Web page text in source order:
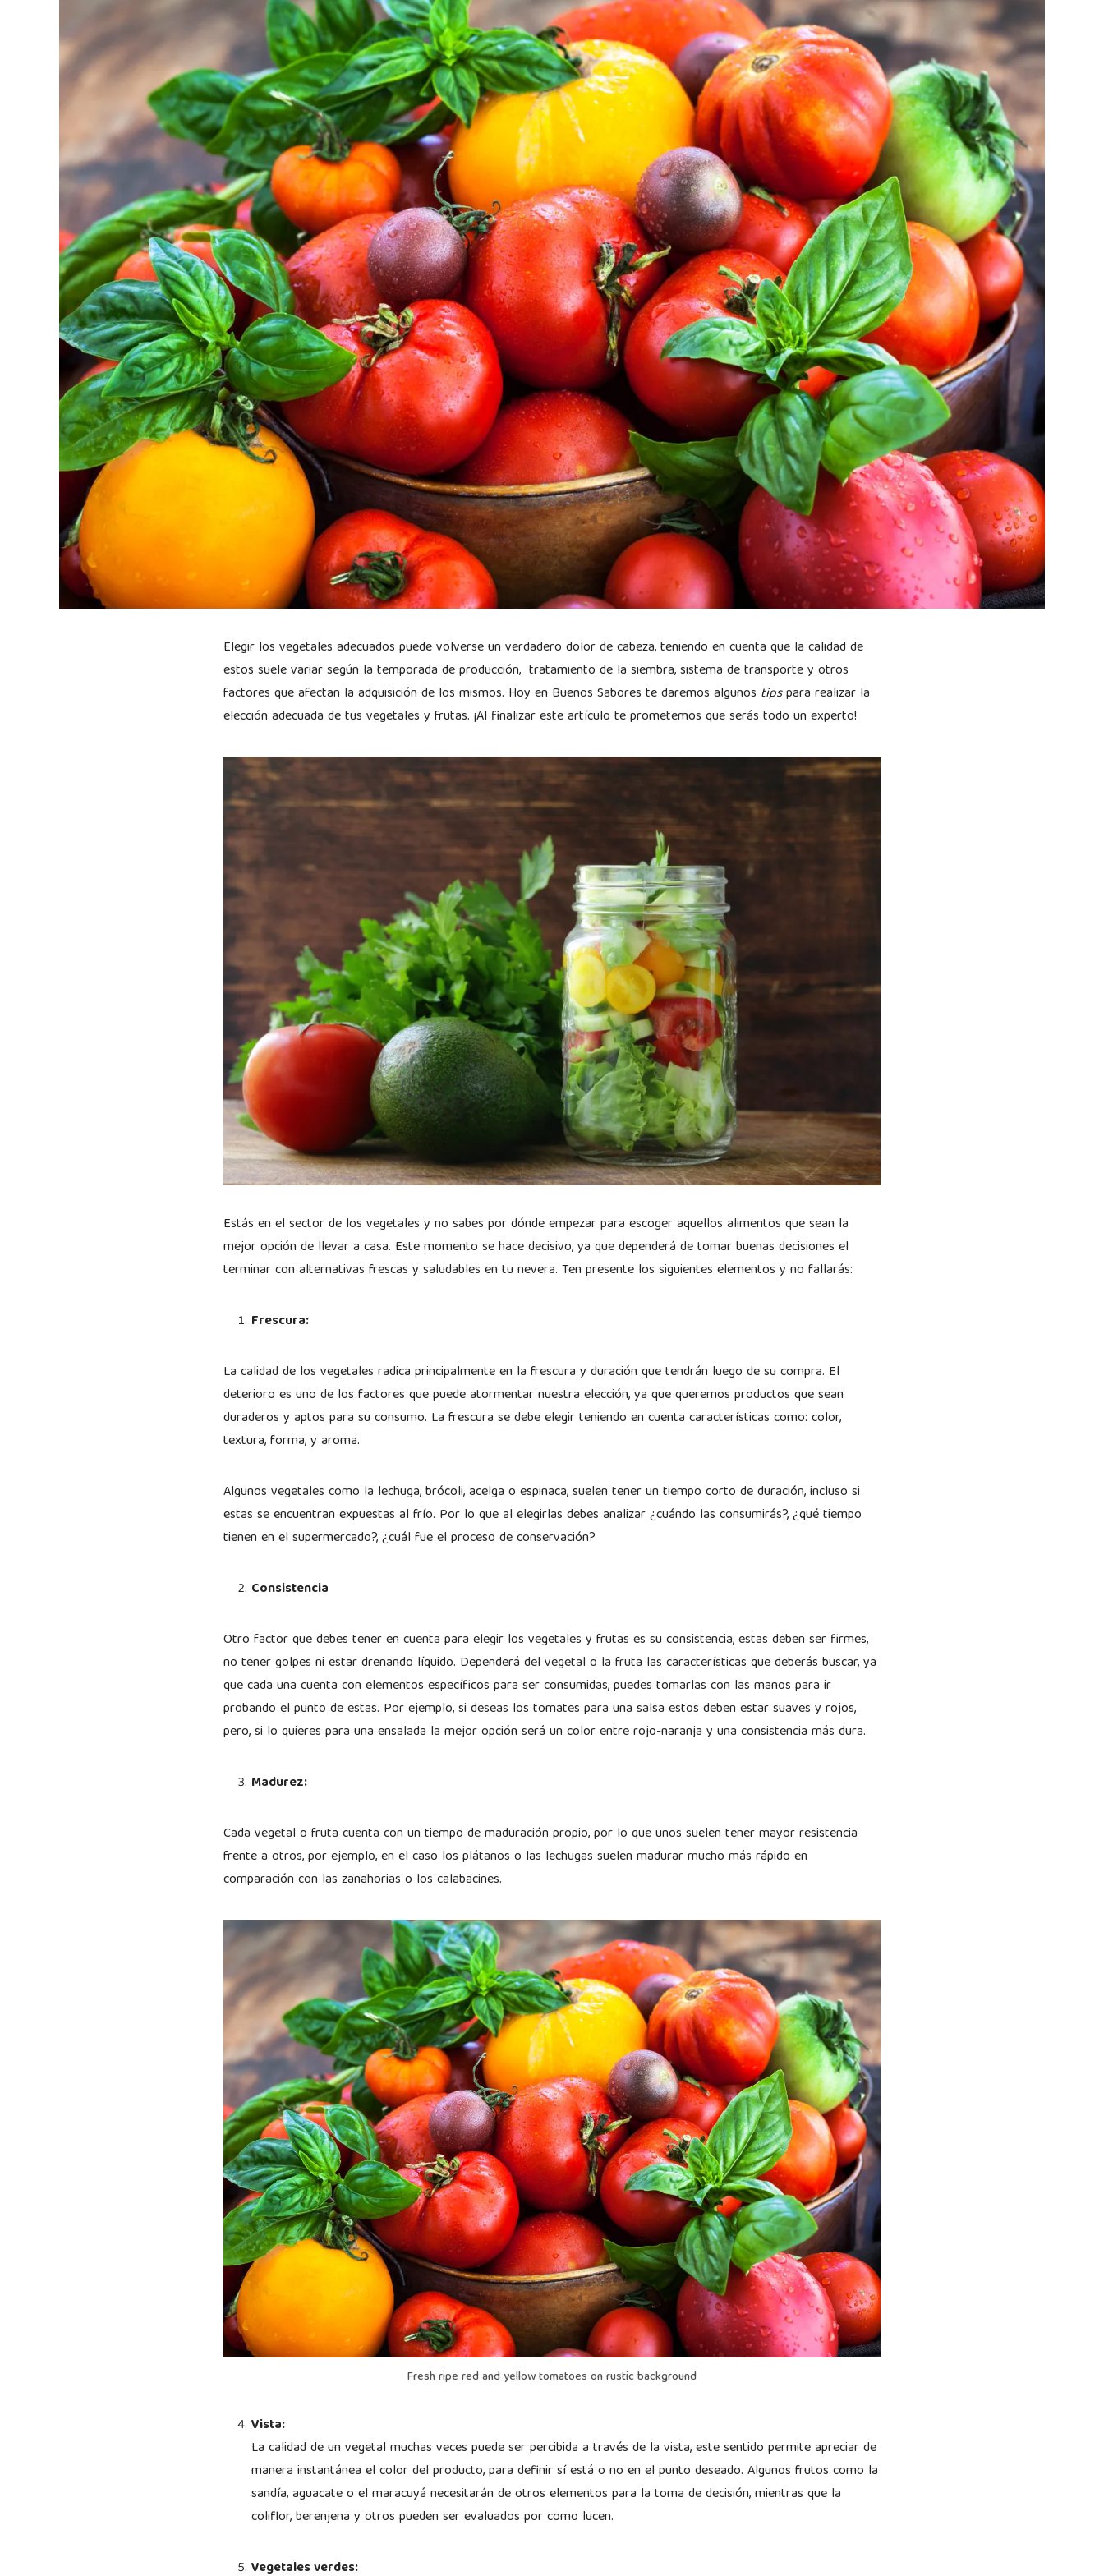
Elegir los vegetales adecuados puede volverse un verdadero dolor de cabeza, teniendo en cuenta que la calidad de
estos suele variar según la temporada de producción, tratamiento de la siembra, sistema de transporte y otros
factores que afectan la adquisición de los mismos. Hoy en Buenos Sabores te daremos algunos tipspara realizar la
elección adecuada de tus vegetales y frutas. ¡Al finalizar este artículo te prometemos que serás todo un experto!
Estás en el sector de los vegetales y no sabes por dónde empezar para escoger aquellos alimentos que sean la
mejor opción de llevar a casa. Este momento se hace decisivo, ya que dependerá de tomar buenas decisiones el
terminar con alternativas frescas y saludables en tu nevera. Ten presente los siguientes elementos y no fallarás:
Frescura:
La calidad de los vegetales radica principalmente en la frescura y duración que tendrán luego de su compra. El
deterioro es uno de los factores que puede atormentar nuestra elección, ya que queremos productos que sean
duraderos y aptos para su consumo. La frescura se debe elegir teniendo en cuenta características como: color,
textura, forma, y aroma.
Algunos vegetales como la lechuga, brócoli, acelga o espinaca, suelen tener un tiempo corto de duración, incluso si
estas se encuentran expuestas al frío. Por lo que al elegirlas debes analizar ¿cuándo las consumirás?, ¿qué tiempo
tienen en el supermercado?, ¿cuál fue el proceso de conservación?
Consistencia
Otro factor que debes tener en cuenta para elegir los vegetales y frutas es su consistencia, estas deben ser firmes,
no tener golpes ni estar drenando líquido. Dependerá del vegetal o la fruta las características que deberás buscar, ya
que cada una cuenta con elementos específicos para ser consumidas, puedes tomarlas con las manos para ir
probando el punto de estas. Por ejemplo, si deseas los tomates para una salsa estos deben estar suaves y rojos,
pero, si lo quieres para una ensalada la mejor opción será un color entre rojo-naranja y una consistencia más dura.
Madurez:
Cada vegetal o fruta cuenta con un tiempo de maduración propio, por lo que unos suelen tener mayor resistencia
frente a otros, por ejemplo, en el caso los plátanos o las lechugas suelen madurar mucho más rápido en
comparación con las zanahorias o los calabacines.
Fresh ripe red and yellow tomatoes on rustic background
Vista:
La calidad de un vegetal muchas veces puede ser percibida a través de la vista, este sentido permite apreciar de
manera instantánea el color del producto, para definir sí está o no en el punto deseado. Algunos frutos como la
sandía, aguacate o el maracuyá necesitarán de otros elementos para la toma de decisión, mientras que la
coliflor, berenjena y otros pueden ser evaluados por como lucen.
Vegetales verdes: